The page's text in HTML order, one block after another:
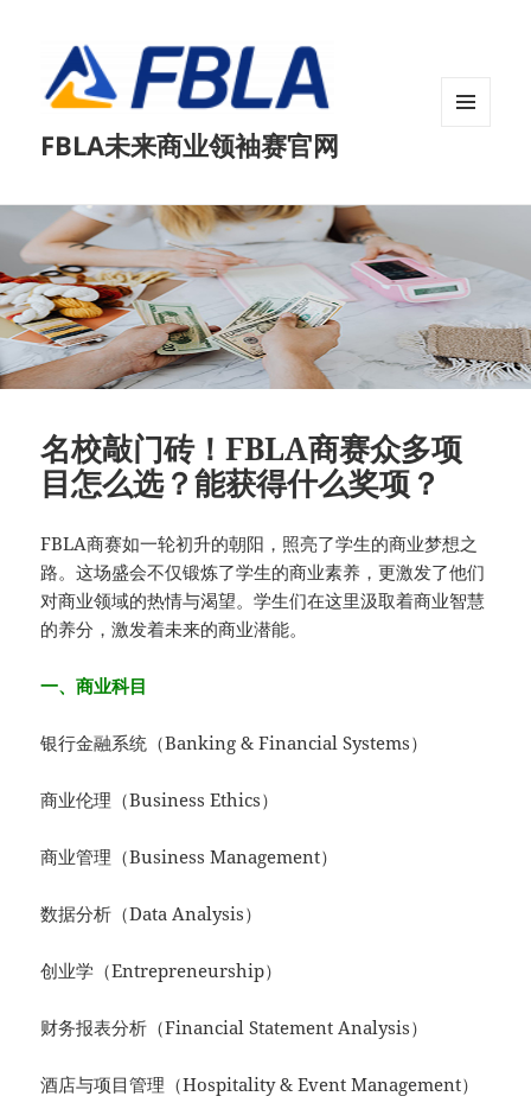
FBLA未来商业领袖赛官网
名校敲门砖！FBLA商赛众多项
目怎么选？能获得什么奖项？
FBLA商赛如一轮初升的朝阳，照亮了学生的商业梦想之
路。这场盛会不仅锻炼了学生的商业素养，更激发了他们
对商业领域的热情与渴望。学生们在这里汲取着商业智慧
的养分，激发着未来的商业潜能。
一、商业科目
银行金融系统（Banking & Financial Systems）
商业伦理（Business Ethics）
商业管理（Business Management）
数据分析（Data Analysis）
创业学（Entrepreneurship）
财务报表分析（Financial Statement Analysis）
酒店与项目管理（Hospitality & Event Management）